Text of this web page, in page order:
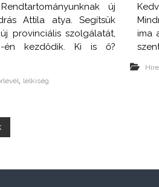
új
Attila atya. Segítsük
provinciális szolgálatát,
én kezdődik. Ki is ő?
lelkiség
ima